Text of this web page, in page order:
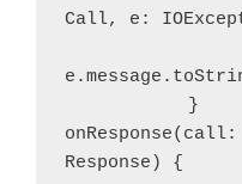
Call, e:
Response) {